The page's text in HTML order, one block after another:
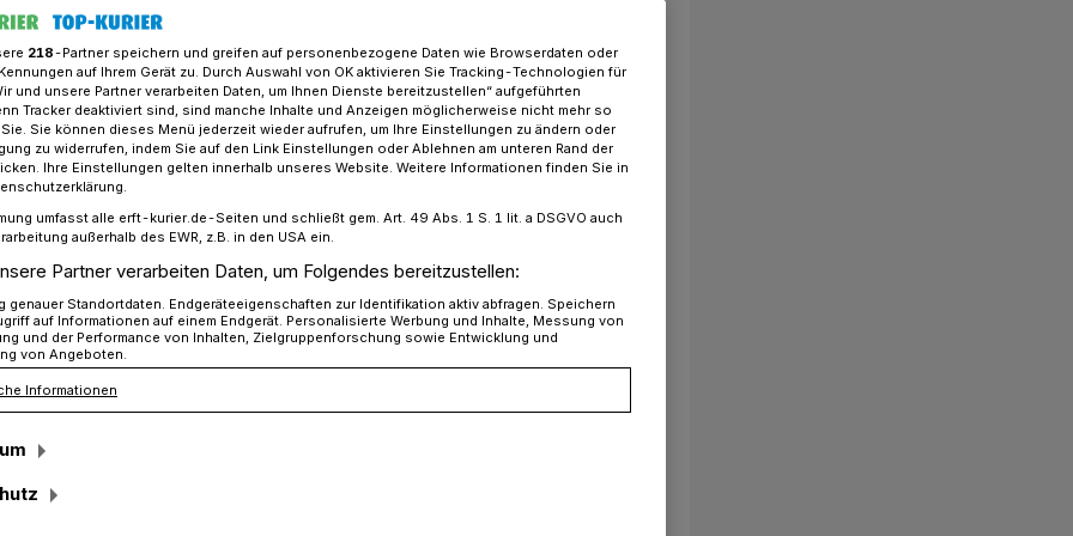
Malkasten
Fluchtlinien am
aufgewachsen in der Südstadt,
„Es gab viel Musik in
Sein Vater hörte viel Jazz, der
Gesang-Verein aktiv. Der eine
Musikschule der Rhein-Kreises
218-Partner speichern und greifen auf personenbezogene Daten wie Browserdaten oder
auf Ihrem Gerät zu. Durch Auswahl von OK aktivieren Sie Tracking-Technologien für
und unsere Partner verarbeiten Daten, um Ihnen Dienste bereitzustellen“ aufgeführten
Tracker deaktiviert sind, sind manche Inhalte und Anzeigen möglicherweise nicht mehr so
Sie können dieses Menü jederzeit wieder aufrufen, um Ihre Einstellungen zu ändern oder
zu widerrufen, indem Sie auf den Link Einstellungen oder Ablehnen am unteren Rand der
Ihre Einstellungen gelten innerhalb unseres Website. Weitere Informationen finden Sie in
umfasst alle erft-kurier.de-Seiten und schließt gem. Art. 49 Abs. 1 S. 1 lit. a DSGVO auch
außerhalb des EWR, z.B. in den USA ein.
Partner verarbeiten Daten, um Folgendes bereitzustellen:
genauer Standortdaten. Endgeräteeigenschaften zur Identifikation aktiv abfragen. Speichern
auf Informationen auf einem Endgerät. Personalisierte Werbung und Inhalte, Messung von
und der Performance von Inhalten, Zielgruppenforschung sowie Entwicklung und
von Angeboten.
Informationen